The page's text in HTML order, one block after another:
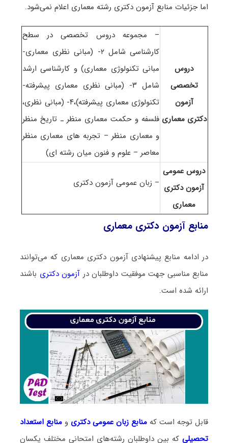
اما جزئیات منابع آزمون دکتری رشته معماری اعلام نمی‌شود.
دروس
تخصصی
آزمون
دکتری معماری
– مجموعه دروس تخصصی در سطح
کارشناسی شامل ۲- (مبانی نظری معماری-
مبانی تکنولوژی معماری) و کارشناسی ارشد
شامل ۳- (مبانی نظری معماری پیشرفته-
تکنولوژی معماری پیشرفته)،۴- (مبانی نظری،
فلسفه و حکمت معماری منظر ـ تاریخ منظر
و معماری منظر – تجربه های معماری منظر
معاصر – علوم و فنون میان رشته ای)
دروس عمومی
آزمون دکتری
معماری
– زبان عمومی آزمون دکتری
منابع آزمون دکتری معماری
در ادامه منابع پیشنهادی آزمون دکتری معماری که می‌توانند
منابع مناسبی جهت موفقیت داوطلبان در آزمون دکتری باشند
ارائه شده است.
قابل توجه است که منابع زبان عمومی دکتری و منابع استعداد
تحصیلیکه بین داوطلبان رشته‌های امتحانی مختلف یکسان